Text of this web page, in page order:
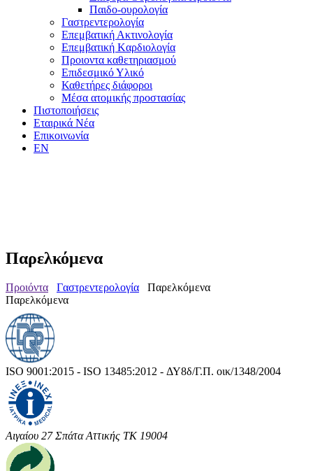
Παιδο-ουρολογία
Γαστρεντερολογία
Επεμβατική Ακτινολογία
Επεμβατική Kαρδιολογία
Προιοντα καθετηριασμού
Επιδεσμικό Υλικό
Καθετήρες διάφοροι
Μέσα ατομικής προστασίας
Πιστοποιήσεις
Εταιρικά Νέα
Επικοινωνία
EN
Παρελκόμενα
Προιόντα Γαστρεντερολογία
Παρελκόμενα
Παρελκόμενα
ISO 9001:2015 - ISO 13485:2012 - ΔΥ8δ/Γ.Π. οικ/1348/2004
Αιγαίου 27 Σπάτα Αττικής ΤΚ 19004